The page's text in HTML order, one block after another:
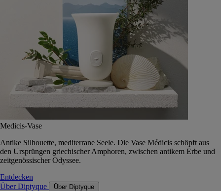
Medicis-Vase
Antike Silhouette, mediterrane Seele. Die Vase Médicis schöpft aus
den Ursprüngen griechischer Amphoren, zwischen antikem Erbe und
zeitgenössischer Odyssee.
Entdecken
Über Diptyque
Über Diptyque